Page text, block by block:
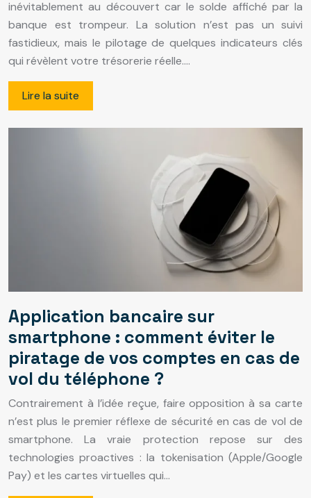
inévitablement au découvert car le solde affiché par la
banque est trompeur. La solution n’est pas un suivi
fastidieux, mais le pilotage de quelques indicateurs clés
qui révèlent votre trésorerie réelle….
Lire la suite
Application bancaire sur
smartphone : comment éviter le
piratage de vos comptes en cas de
vol du téléphone ?
Contrairement à l’idée reçue, faire opposition à sa carte
n’est plus le premier réflexe de sécurité en cas de vol de
smartphone. La vraie protection repose sur des
technologies proactives : la tokenisation (Apple/Google
Pay) et les cartes virtuelles qui…